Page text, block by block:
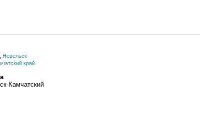
Невельск
край
Камчатский